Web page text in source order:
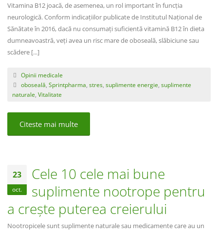
Vitamina B12 joacă, de asemenea, un rol important în funcția
neurologică. Conform indicațiilor publicate de Institutul Național de
Sănătate în 2016, dacă nu consumați suficientă vitamină B12 în dieta
dumneavoastră, veți avea un risc mare de oboseală, slăbiciune sau
scădere [...]
Opinii medicale
oboseală Sprintpharma stres, suplimente energie suplimente
naturale Vitalitate
Citeste mai multe
23
oct.
Cele 10 cele mai bune
suplimente nootrope pentru
a crește puterea creierului
Nootropicele sunt suplimente naturale sau medicamente care au un